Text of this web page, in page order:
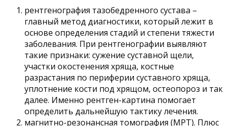
рентгенография тазобедренного сустава –
главный метод диагностики, который лежит в
основе определения стадий и степени тяжести
заболевания. При рентгенографии выявляют
такие признаки: сужение суставной щели,
участки окостенения хряща, костные
разрастания по периферии суставного хряща,
уплотнение кости под хрящом, остеопороз и так
далее. Именно рентген-картина помогает
определить дальнейшую тактику лечения.
магнитно-резонансная томография (МРТ). Плюс